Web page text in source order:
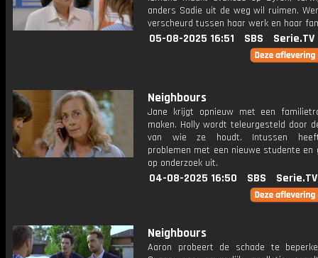
anders Sadie uit de weg wil ruimen.
verscheurd tussen haar werk en haar
05-08-2025 16:51 SBS Serie.TV
Neighbours
Jane krijgt opnieuw met een
maken. Holly wordt teleurgesteld door
van wie ze houdt. Intussen
problemen met een nieuwe studente en
op onderzoek uit.
04-08-2025 16:50 SBS Serie.TV
Neighbours
Aaron probeert de schade te